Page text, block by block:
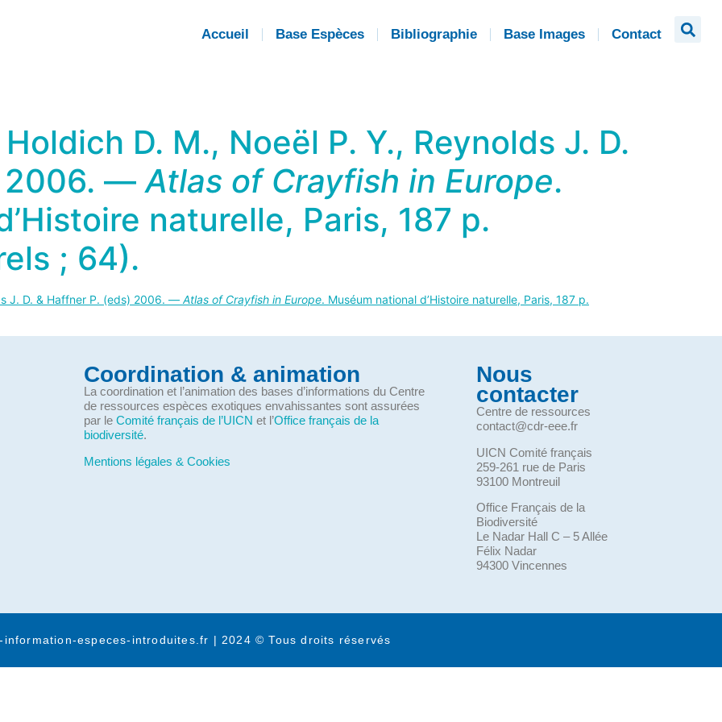
Accueil Base Espèces Bibliographie Base Images Contact
D. M., Noeël P. Y., Reynolds J. D.
2006. —Atlas of Crayfish in Europe.
naturelle, Paris, 187 p.
; 64).
J. D. & Haffner P. (eds) 2006. — Atlas of Crayfish in Europe. Muséum national d’Histoire naturelle, Paris, 187 p.
Coordination & animation
La coordination et l’animation des bases d’informations du Centre
de ressources espèces exotiques envahissantes sont assurées
par le Comité français de l’UICN et l’Office français de la
biodiversité.
Mentions légales & Cookies
Nous
contacter
Centre de ressources
contact@cdr-eee.fr
UICN Comité français
259-261 rue de Paris
93100 Montreuil
Office Français de la
Biodiversité
Le Nadar Hall C – 5 Allée
Félix Nadar
94300 Vincennes
information-especes-introduites.fr | 2024 © Tous droits réservés